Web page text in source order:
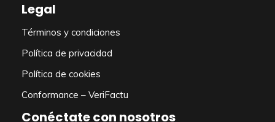
Legal
Términos y condiciones
Política de privacidad
Política de cookies
Conformance – VeriFactu
Conéctate con nosotros